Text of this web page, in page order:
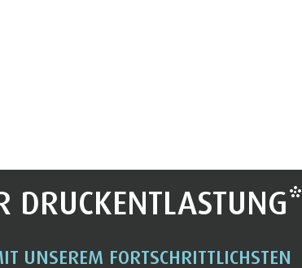
UNSEREM FORTSCHRITTLICHSTEN